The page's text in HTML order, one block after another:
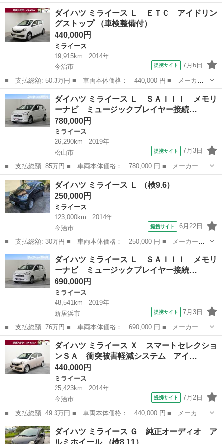
名： ダイハツ ■ 車種名： ミライース ■ グレード名： Ｇ ス
マートキー プッシュボタンスタート バックカメラ ＰＩＡＡ製Ｌ
ＥＤヘッドライト...
愛媛 伊予郡 ミライース
ダイハツ ミライース Ｌ ＥＴＣ アイドリン
グストップ （車検整備付）
440,000円
ミライース
19,915km
2014年
今治市
提携サイト 7月6日
■ 支払総額: 50.3万円 ■ 車両本体価格： 440,000 円 ■ メーカー
名： ダイハツ ■ 車種名： ミライース ■ グレード名： Ｌ Ｅ
ＴＣ アイドリングストップ ■ 排気量： 660cc ■ ドア枚数：
5D...
愛媛 今治市 ミライース
ダイハツ ミライース Ｌ ＳＡＩＩＩ メモリ
ーナビ ミュージックプレイヤー接続…
780,000円
ミライース
26,290km
2019年
松山市
提携サイト 7月3日
■ 支払総額: 85万円 ■ 車両本体価格： 780,000 円 ■ メーカー
名： ダイハツ ■ 車種名： ミライース ■ グレード名： Ｌ Ｓ
ＡＩＩＩ メモリーナビ ミュージックプレイヤー接続可 バックカ
メラ 衝突被害軽...
愛媛 松山市 ミライース
ダイハツ ミライース Ｌ （検9.6）
250,000円
ミライース
123,000km
2014年
今治市
提携サイト 6月22日
■ 支払総額: 30万円 ■ 車両本体価格： 250,000 円 ■ メーカー
名： ダイハツ ■ 車種名： ミライース ■ グレード名： Ｌ ■
排気量： 660cc ■ ドア枚数： 5D ■ ミッション： CVT ■ 店...
愛媛 今治市 ミライース
ダイハツ ミライース Ｌ ＳＡＩＩＩ メモリ
ーナビ ミュージックプレイヤー接続…
690,000円
ミライース
48,541km
2019年
新居浜市
提携サイト 7月3日
■ 支払総額: 76万円 ■ 車両本体価格： 690,000 円 ■ メーカー
名： ダイハツ ■ 車種名： ミライース ■ グレード名： Ｌ Ｓ
ＡＩＩＩ メモリーナビ ミュージックプレイヤー接続可 バックカ
メラ 衝突被害軽...
愛媛 新居浜市
ダイハツ ミライース Ｘ スマートセレクショ
ンＳＡ 衝突被害軽減システム アイ…
440,000円
ミライース
25,423km
2014年
今治市
提携サイト 7月2日
■ 支払総額: 49.3万円 ■ 車両本体価格： 440,000 円 ■ メーカー
名： ダイハツ ■ 車種名： ミライース ■ グレード名： Ｘ ス
マートセレクションＳＡ 衝突被害軽減システム アイドリングスト
愛媛 今治市 ミライース
ダイハツ ミライース Ｇ 純正オーディオ ア
ルミホイール （検8.11）